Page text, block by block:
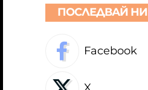
ПОСЛЕДВАЙ НИ
Facebook